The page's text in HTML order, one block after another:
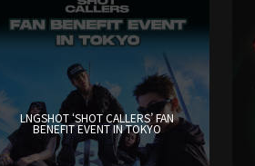
LNGSHOT ‘SHOT CALLERS’ FAN
BENEFIT EVENT IN TOKYO